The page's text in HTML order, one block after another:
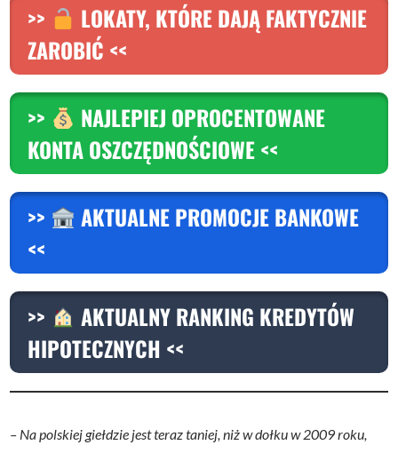
>>
LOKATY, KTÓRE DAJĄ FAKTYCZNIE
ZAROBIĆ <<
>>
NAJLEPIEJ OPROCENTOWANE
KONTA OSZCZĘDNOŚCIOWE <<
>>
AKTUALNE PROMOCJE BANKOWE
<<
>>
AKTUALNY RANKING KREDYTÓW
HIPOTECZNYCH <<
– Na polskiej giełdzie jest teraz taniej, niż w dołku w 2009 roku,